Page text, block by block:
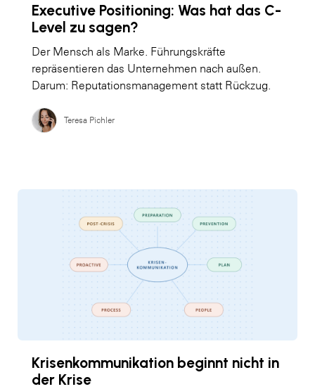
Executive Positioning: Was hat das C-
Level zu sagen?
Der Mensch als Marke. Führungskräfte
repräsentieren das Unternehmen nach außen.
Darum: Reputationsmanagement statt Rückzug.
Teresa Pichler
Krisenkommunikation beginnt nicht in
der Krise